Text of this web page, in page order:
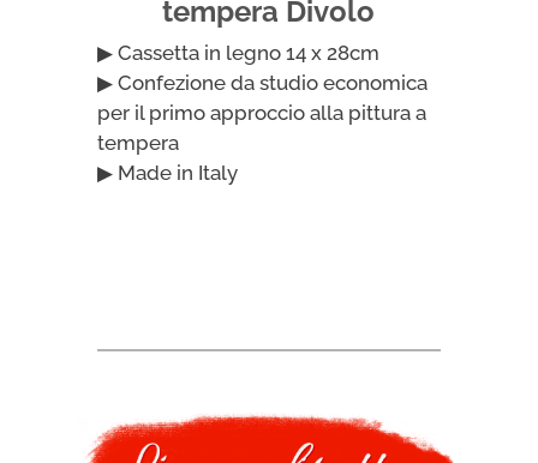
tempera Divolo
▶ Cassetta in legno 14 x 28cm
▶ Confezione da studio economica
per il primo approccio alla pittura a
tempera
▶ Made in Italy